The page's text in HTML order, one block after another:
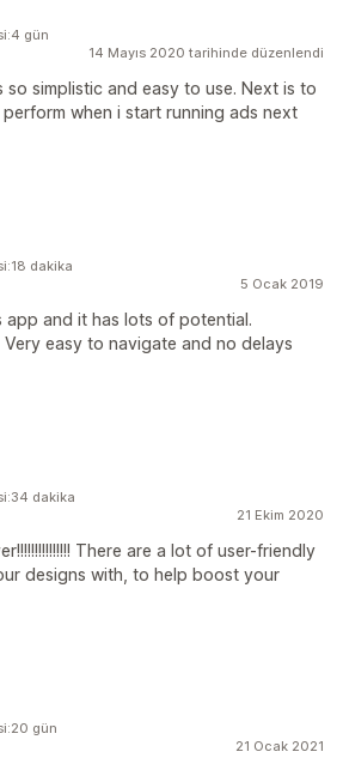
14 Mayıs 2020 tarihinde düzenlendi
so simplistic and easy to use. Next is to
when i start running ads next
gün
5 Ocak 2019
app and it has lots of potential.
easy to navigate and no delays
dakika
21 Ekim 2020
There are a lot of user-friendly
designs with, to help boost your
dakika
21 Ocak 2021
gün